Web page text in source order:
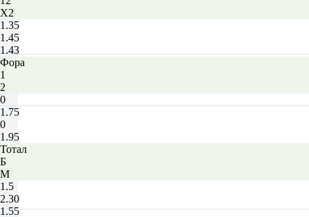
X2
1.35
1.45
1.43
Фора
1
2
0
1.75
0
1.95
Тотал
Б
М
1.5
2.30
1.55